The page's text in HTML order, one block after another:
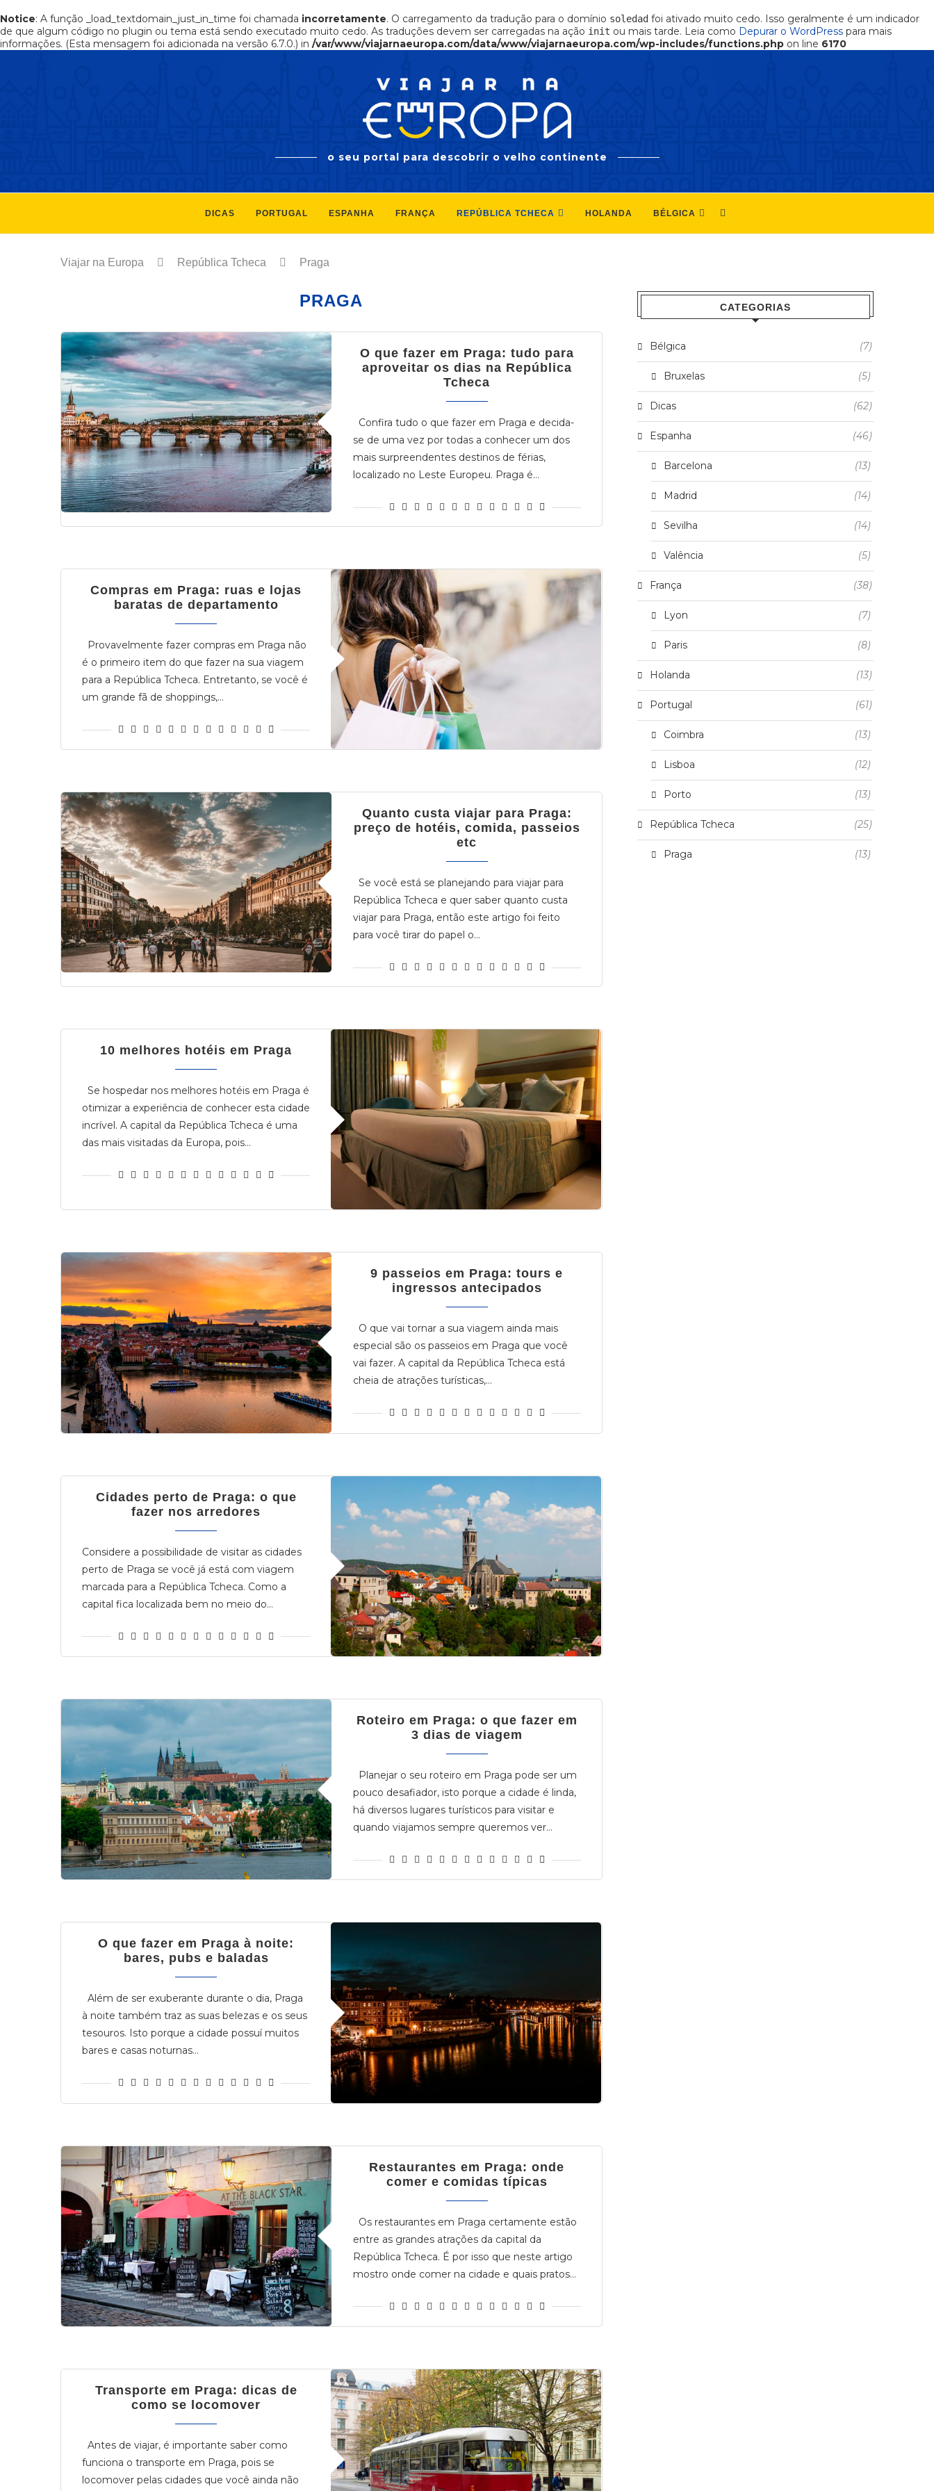
Notice: A função _load_textdomain_just_in_time foi chamada incorretamente. O carregamento da tradução para o domínio soledad foi ativado muito cedo. Isso geralmente é um indicador
de que algum código no plugin ou tema está sendo executado muito cedo. As traduções devem ser carregadas na ação init ou mais tarde. Leia como Depurar o WordPress para mais
informações. (Esta mensagem foi adicionada na versão 6.7.0.) in /var/www/viajarnaeuropa.com/data/www/viajarnaeuropa.com/wp-includes/functions.php on line 6170
o seu portal para descobrir o velho continente
DICAS PORTUGAL ESPANHA FRANÇA REPÚBLICA TCHECA HOLANDA BÉLGICA
Viajar na Europa República Tcheca Praga
PRAGA
O que fazer em Praga: tudo para
aproveitar os dias na República
Tcheca
Confira tudo o que fazer em Praga e decida-
se de uma vez por todas a conhecer um dos
mais surpreendentes destinos de férias,
localizado no Leste Europeu. Praga é…
Compras em Praga: ruas e lojas
baratas de departamento
Provavelmente fazer compras em Praga não
é o primeiro item do que fazer na sua viagem
para a República Tcheca. Entretanto, se você é
um grande fã de shoppings,…
Quanto custa viajar para Praga:
preço de hotéis, comida, passeios
etc
Se você está se planejando para viajar para
República Tcheca e quer saber quanto custa
viajar para Praga, então este artigo foi feito
para você tirar do papel o…
10 melhores hotéis em Praga
Se hospedar nos melhores hotéis em Praga é
otimizar a experiência de conhecer esta cidade
incrível. A capital da República Tcheca é uma
das mais visitadas da Europa, pois…
9 passeios em Praga: tours e
ingressos antecipados
O que vai tornar a sua viagem ainda mais
especial são os passeios em Praga que você
vai fazer. A capital da República Tcheca está
cheia de atrações turísticas,…
Cidades perto de Praga: o que
fazer nos arredores
Considere a possibilidade de visitar as cidades
perto de Praga se você já está com viagem
marcada para a República Tcheca. Como a
capital fica localizada bem no meio do…
Roteiro em Praga: o que fazer em
3 dias de viagem
Planejar o seu roteiro em Praga pode ser um
pouco desafiador, isto porque a cidade é linda,
há diversos lugares turísticos para visitar e
quando viajamos sempre queremos ver…
O que fazer em Praga à noite:
bares, pubs e baladas
Além de ser exuberante durante o dia, Praga
à noite também traz as suas belezas e os seus
tesouros. Isto porque a cidade possuí muitos
bares e casas noturnas…
Restaurantes em Praga: onde
comer e comidas típicas
Os restaurantes em Praga certamente estão
entre as grandes atrações da capital da
República Tcheca. É por isso que neste artigo
mostro onde comer na cidade e quais pratos…
Transporte em Praga: dicas de
como se locomover
Antes de viajar, é importante saber como
funciona o transporte em Praga, pois se
locomover pelas cidades que você ainda não
CATEGORIAS
Bélgica (7)
Bruxelas (5)
Dicas (62)
Espanha (46)
Barcelona (13)
Madrid (14)
Sevilha (14)
Valência (5)
França (38)
Lyon (7)
Paris (8)
Holanda (13)
Portugal (61)
Coimbra (13)
Lisboa (12)
Porto (13)
República Tcheca (25)
Praga (13)